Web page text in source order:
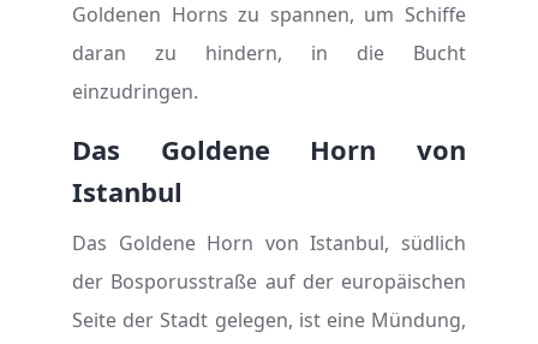
Goldenen Horns zu spannen, um Schiffe
daran zu hindern, in die Bucht
einzudringen.
Das Goldene Horn von
Istanbul
Das Goldene Horn von Istanbul, südlich
der Bosporusstraße auf der europäischen
Seite der Stadt gelegen, ist eine Mündung,